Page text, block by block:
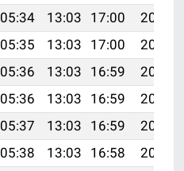
05:34 13:03 17:00
20:23
05:35 13:03 17:00
20:22
05:36 13:03 16:59
20:21
05:36 13:03 16:59
20:20
05:37 13:03 16:59
20:19
05:38 13:03 16:58
20:18